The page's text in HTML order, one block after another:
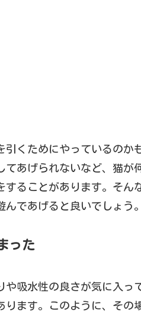
くためにやっているのか
あげられないなど、猫が
することがあります。そん
であげると良いでしょう。
った
吸水性の良さが気に入っ
ります。このように、その